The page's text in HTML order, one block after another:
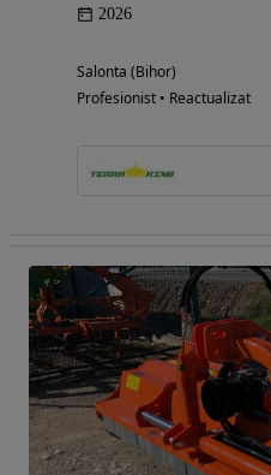
2026
Salonta (Bihor)
Profesionist • Reactualizat